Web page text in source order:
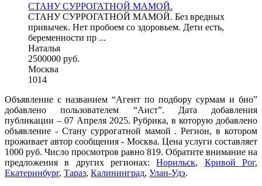
СТАНУ СУРРОГАТНОЙ МАМОЙ.
СТАНУ СУРРОГАТНОЙ МАМОЙ. Без вредных
привычек. Нет пробоем со здоровьем. Дети есть,
беременности пр ...
Наталья
2500000 руб.
Москва
1014
Объявление с названием “Агент по подбору сурмам и био”
добавлено пользователем “Аист”. Дата добавления
публикации – 07 Апреля 2025. Рубрика, в которую добавлено
объявление - Cтану суррогатной мамой . Регион, в котором
проживает автор сообщения - Москва. Цена услуги составляет
1000 руб. Число просмотров равно 819. Обратите внимание на
предложения в других регионах:Норильск, Кривой Рог,
Екатеринбург, Тараз, Калининград, Улан-Удэ.